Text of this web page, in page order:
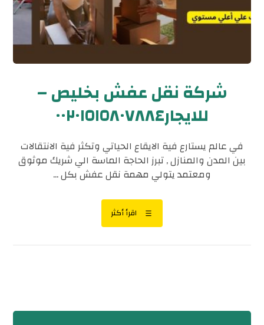
شركة نقل عفش بخليص –
للايجار٠٠٢٠١٥١٥٨٠٧٨٨٤
في عالم يستارع فية الايقاع الحياتي وتكثر فية الانتقالات
بين المدن والمنازل , تبرز الحاجة الماسة الي شريك موثوق
ومعتمد يتولي مهمة نقل عفش بكل ...
اقرأ أكثر